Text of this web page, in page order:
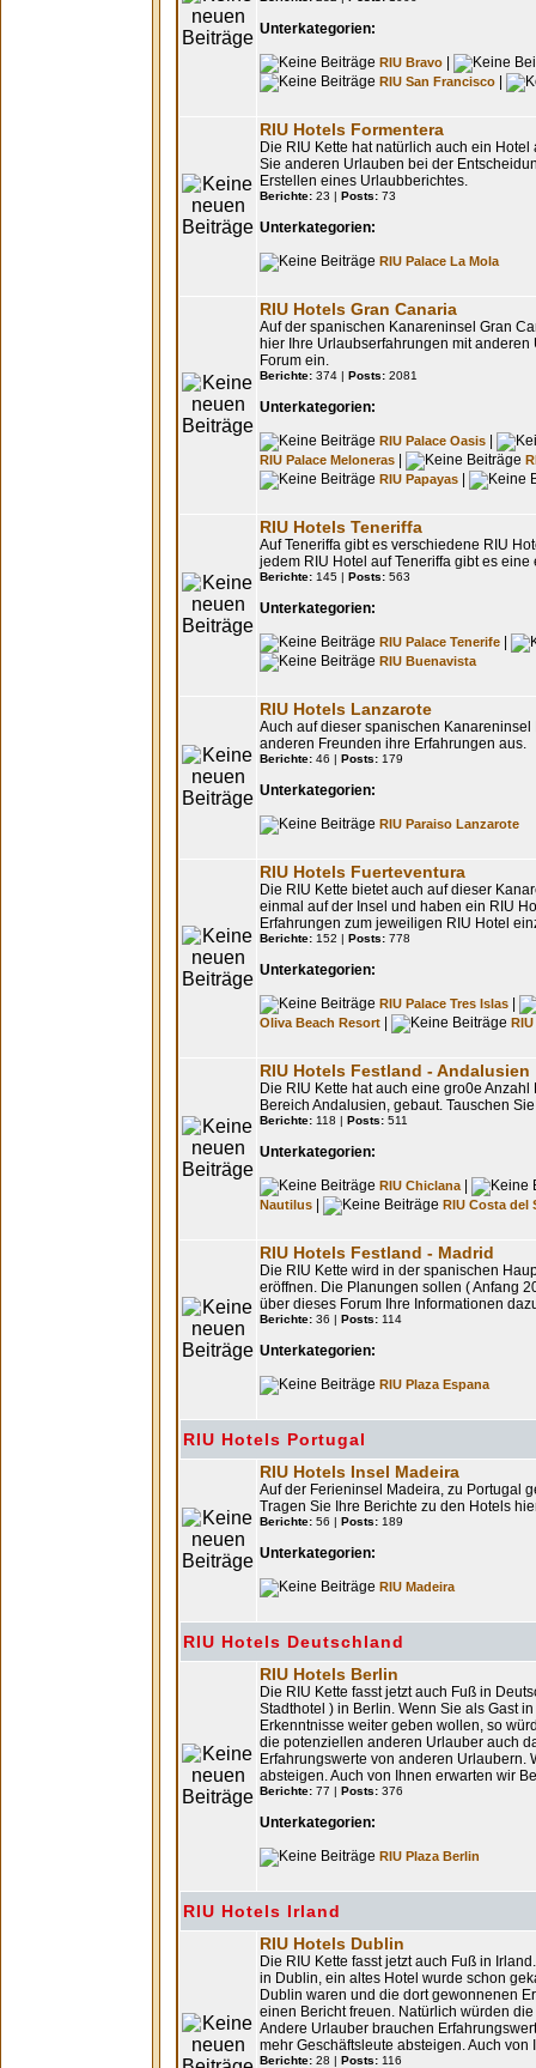
Unterkategorien:
RIU Bravo
RIU San Francisco
RIU Hotels Formentera
Die RIU Kette hat natürlich auch ein
Sie anderen Urlauben bei der
Erstellen eines Urlaubberichtes.
Berichte: 23 | Posts: 73
Unterkategorien:
RIU Palace La Mola
RIU Hotels Gran Canaria
Auf der spanischen Kanareninsel Gran
hier Ihre Urlaubserfahrungen mit
Forum ein.
Berichte: 374 | Posts: 2081
Unterkategorien:
RIU Palace Oasis
RIU Palace Meloneras
RIU Papayas
RIU Hotels Teneriffa
Auf Teneriffa gibt es verschiedene RIU
jedem RIU Hotel auf Teneriffa gibt es
Berichte: 145 | Posts: 563
Unterkategorien:
RIU Palace Tenerife
RIU Buenavista
RIU Hotels Lanzarote
Auch auf dieser spanischen
anderen Freunden ihre Erfahrungen aus.
Berichte: 46 | Posts: 179
Unterkategorien:
RIU Paraiso Lanzarote
RIU Hotels Fuerteventura
Die RIU Kette bietet auch auf dieser
einmal auf der Insel und haben ein RIU
Erfahrungen zum jeweiligen RIU Hotel
Berichte: 152 | Posts: 778
Unterkategorien:
RIU Palace Tres Islas
Oliva Beach Resort
RIU Hotels Festland - Andalusien
Die RIU Kette hat auch eine gro0e
Bereich Andalusien, gebaut. Tauschen
Berichte: 118 | Posts: 511
Unterkategorien:
RIU Chiclana|
Nautilus RIU Costa del
RIU Hotels Festland - Madrid
Die RIU Kette wird in der spanischen
eröffnen. Die Planungen sollen ( Anfang
über dieses Forum Ihre Informationen
Berichte: 36 | Posts: 114
Unterkategorien:
RIU Plaza Espana
RIU Hotels Portugal
RIU Hotels Insel Madeira
Auf der Ferieninsel Madeira, zu Portugal
Tragen Sie Ihre Berichte zu den Hotels
Berichte: 56 | Posts: 189
Unterkategorien:
RIU Madeira
RIU Hotels Deutschland
RIU Hotels Berlin
Die RIU Kette fasst jetzt auch Fuß in
Stadthotel ) in Berlin. Wenn Sie als Gast
Erkenntnisse weiter geben wollen, so
die potenziellen anderen Urlauber auch
Erfahrungswerte von anderen Urlaubern.
absteigen. Auch von Ihnen erwarten wir
Berichte: 77 | Posts: 376
Unterkategorien:
RIU Plaza Berlin
RIU Hotels Irland
RIU Hotels Dublin
Die RIU Kette fasst jetzt auch Fuß in
in Dublin, ein altes Hotel wurde schon
Dublin waren und die dort gewonnenen
einen Bericht freuen. Natürlich würden
Andere Urlauber brauchen
mehr Geschäftsleute absteigen. Auch
Berichte: 28 | Posts: 116